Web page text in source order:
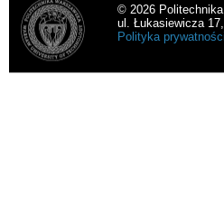
© 2026
ul. Łukasiewicza
Polityka prywatności